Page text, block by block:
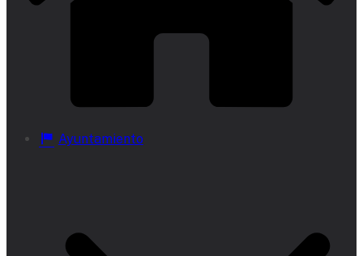
Ayuntamiento